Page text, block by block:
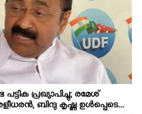
പ്രഖ്യാപിച്ചു; രമേശ്
ബിന്ദു കൃഷ്ണ ഉള്‍പ്പെടെ...